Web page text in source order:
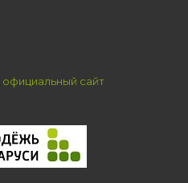
официальный сайт